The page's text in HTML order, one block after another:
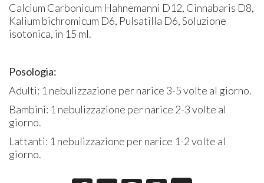
Calcium Carbonicum Hahnemanni D12, Cinnabaris D8,
Kalium bichromicum D6, Pulsatilla D6, Soluzione
isotonica, in 15 ml.
Posologia:
Adulti: 1 nebulizzazione per narice 3-5 volte al giorno.
Bambini: 1 nebulizzazione per narice 2-3 volte al
giorno.
Lattanti: 1 nebulizzazione per narice 1-2 volte al
giorno.